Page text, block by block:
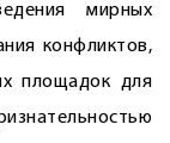
мирных
конфликтов,
площадок для